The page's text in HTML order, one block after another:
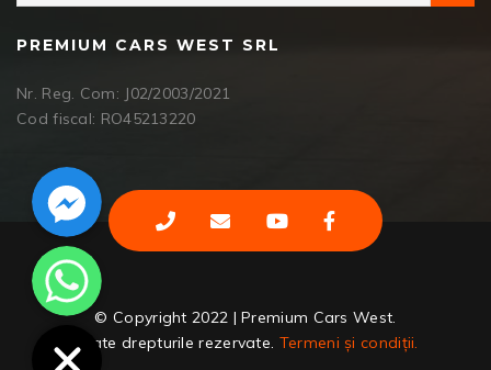
PREMIUM CARS WEST SRL
Nr. Reg. Com: J02/2003/2021
Cod fiscal: RO45213220
© Copyright 2022 | Premium Cars West.
Toate drepturile rezervate. Termeni și condiții.
Facebook Messenger
WhatsApp